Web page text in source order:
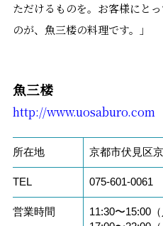
ただけるものを。お客様にと
のが、魚三楼の料理です。」
魚三楼
http://www.uosaburo.com
所在地 京都市伏見区
TEL 075-601-0061
営業時間
11:30〜15:00